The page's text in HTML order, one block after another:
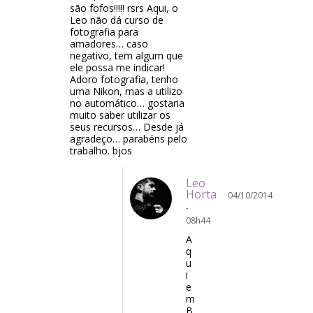
são fofos!!!!! rsrs Aqui, o
Leo não dá curso de
fotografia para
amadores… caso
negativo, tem algum que
ele possa me indicar!
Adoro fotografia, tenho
uma Nikon, mas a utilizo
no automático… gostaria
muito saber utilizar os
seus recursos… Desde já
agradeço… parabéns pelo
trabalho. bjos
Leo
Horta
04/10/2014
-
08h44
A
q
u
i
e
m